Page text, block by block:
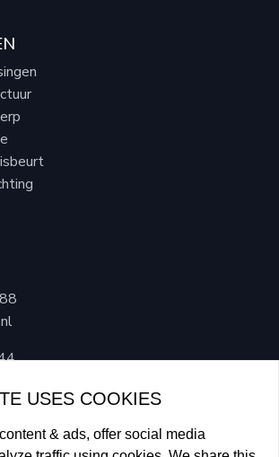
USES COOKIES
& ads, offer social media